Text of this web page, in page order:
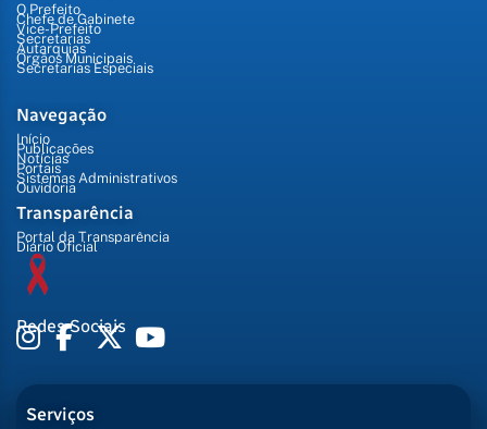
O Prefeito
Chefe de Gabinete
Vice-Prefeito
Secretarias
Autarquias
Órgãos Municipais
Secretarias Especiais
Navegação
Início
Publicações
Notícias
Portais
Sistemas Administrativos
Ouvidoria
Transparência
Portal da Transparência
Diário Oficial
Redes Sociais
Serviços